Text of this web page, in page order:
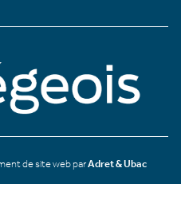
de site web parAdret & Ubac